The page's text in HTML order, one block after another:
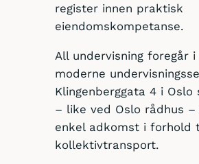
register innen praktisk
eiendomskompetanse.
All undervisning foregår
moderne
Klingenberggata 4 i Oslo
– like ved Oslo rådhus –
enkel adkomst i forhold
kollektivtransport.